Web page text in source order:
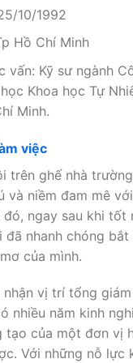
10/1992
Hồ Chí Minh
vấn: Kỹ sư ngành
Khoa học Tự
Minh.
việc
trên ghế nhà
và niềm đam mê
ngay sau khi tốt
đã nhanh chóng
của mình.
nhận vị trí tổng
nhiều năm kinh
tạo của một đơn vị
Với những nỗ lực